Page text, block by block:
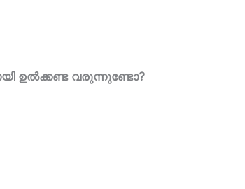
ഉൽക്കണ്ട വരുന്നുണ്ടോ?